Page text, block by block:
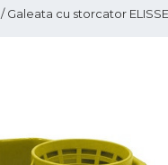
/ Galeata cu storcator